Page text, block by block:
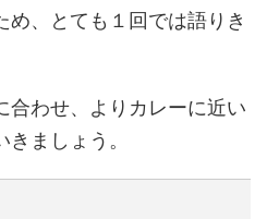
、とても１回では語りき
合わせ、よりカレーに近い
ましょう。